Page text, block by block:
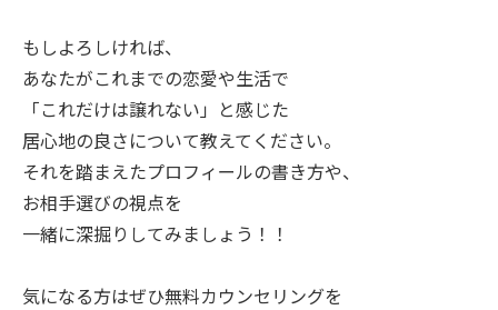
もしよろしければ、
あなたがこれまでの恋愛や生活で
「これだけは譲れない」と感じた
居心地の良さについて教えてください。
それを踏まえたプロフィールの書き方や、
お相手選びの視点を
一緒に深掘りしてみましょう！！
気になる方はぜひ無料カウンセリングを